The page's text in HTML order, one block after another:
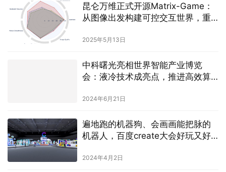
昆仑万维正式开源Matrix-Game：
从图像出发构建可控交互世界，重
2025年5月13日
中科曙光亮相世界智能产业博览
会：液冷技术成亮点，推进高效算
2024年6月21日
遍地跑的机器狗、会画画能把脉的
机器人，百度create大会好玩又好
2024年4月2日